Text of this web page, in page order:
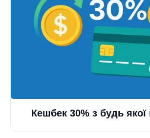
Кешбек 30% з будь якої